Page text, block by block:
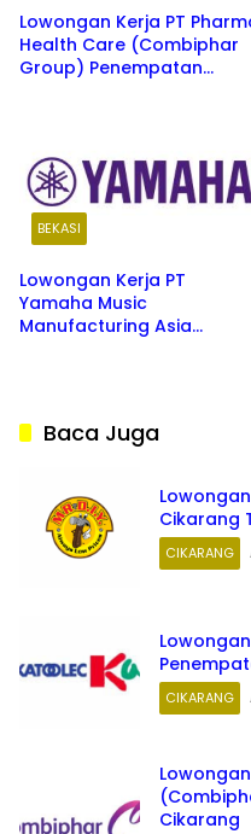
Lowongan Kerja PT
Health Care (Combiphar
Group) Penempatan
BEKASI
Lowongan Kerja PT
Yamaha Music
Manufacturing Asia
Baca Juga
Cikarang
CIKARANG
CIKARANG
Cikarang